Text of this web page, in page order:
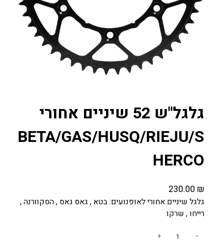
גלגל"ש 52 שיניים אחורי
BETA/GAS/HUSQ/RIEJU/S
HERCO
230.00 ₪
גלגל שיניים אחורי לאופנועים: בטא , גאס גאס , הסקוורנה ,
רייחו , שרקו
−
+